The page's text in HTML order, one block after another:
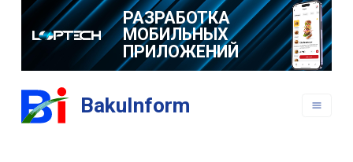
РАЗРАБОТКА
МОБИЛЬНЫХ
ПРИЛОЖЕНИЙ
BakuInform